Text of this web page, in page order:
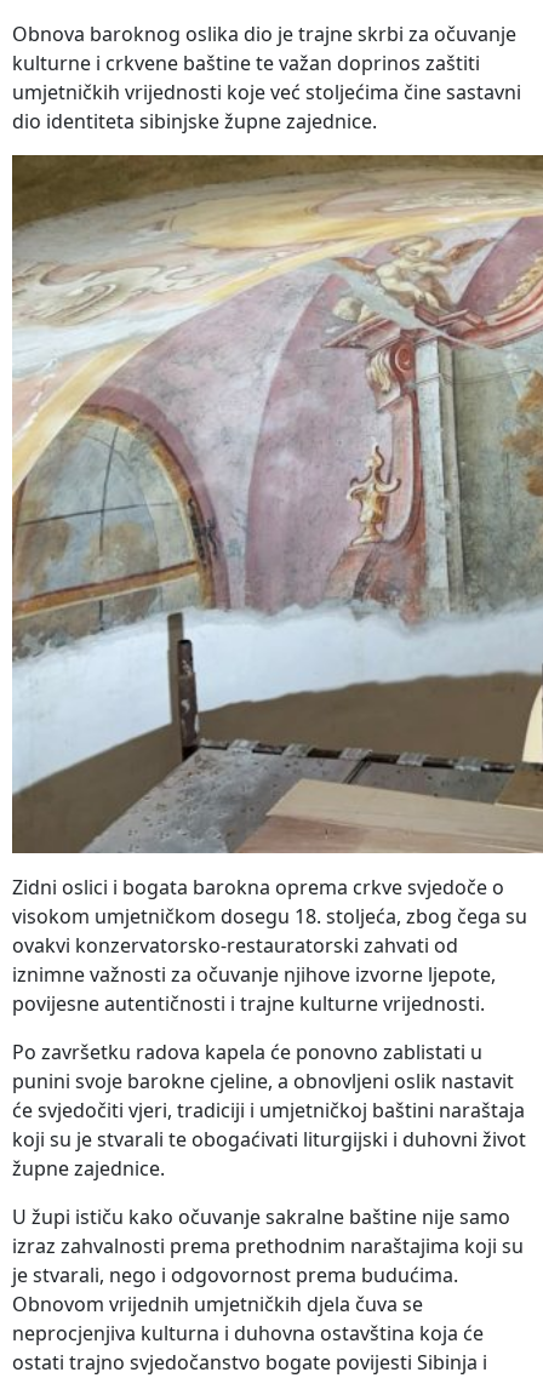
Obnova baroknog oslika dio je trajne skrbi za očuvanje
kulturne i crkvene baštine te važan doprinos zaštiti
umjetničkih vrijednosti koje već stoljećima čine sastavni
dio identiteta sibinjske župne zajednice.
Zidni oslici i bogata barokna oprema crkve svjedoče o
visokom umjetničkom dosegu 18. stoljeća, zbog čega su
ovakvi konzervatorsko-restauratorski zahvati od
iznimne važnosti za očuvanje njihove izvorne ljepote,
povijesne autentičnosti i trajne kulturne vrijednosti.
Po završetku radova kapela će ponovno zablistati u
punini svoje barokne cjeline, a obnovljeni oslik nastavit
će svjedočiti vjeri, tradiciji i umjetničkoj baštini naraštaja
koji su je stvarali te obogaćivati liturgijski i duhovni život
župne zajednice.
U župi ističu kako očuvanje sakralne baštine nije samo
izraz zahvalnosti prema prethodnim naraštajima koji su
je stvarali, nego i odgovornost prema budućima.
Obnovom vrijednih umjetničkih djela čuva se
neprocjenjiva kulturna i duhovna ostavština koja će
ostati trajno svjedočanstvo bogate povijesti Sibinja i